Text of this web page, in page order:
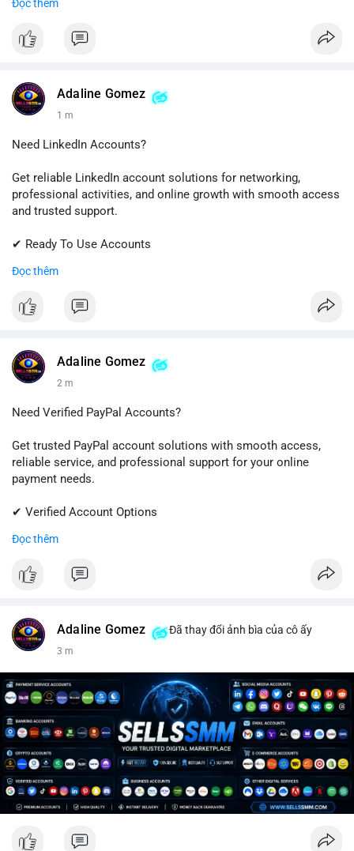
✔ Trusted Customer Support
📱 WhatsApp: +1 (681) 549-2683
#github #githubaccount #developers
#sellssmm
Đọc thêm
Adaline Gomez
1 m
Need LinkedIn Accounts?
Get reliable LinkedIn account solutions for networking,
professional activities, and online growth with smooth access
and trusted support.
✔ Ready To Use Accounts
✔ Professional Customer Support
📱 WhatsApp: +1 (681) 549-2683
#linkedin #linkedinaccount #professionalnetwork
#digitalsolutions
#sellssmm
Đọc thêm
Adaline Gomez
2 m
Need Verified PayPal Accounts?
Get trusted PayPal account solutions with smooth access,
reliable service, and professional support for your online
payment needs.
✔ Verified Account Options
✔ Trusted Customer Support
📱 WhatsApp: +1 (681) 549-2683
#paypal #paypalaccount #onlinepayments #digitalsolutions
#sellssmm
Đọc thêm
Adaline Gomez Đã thay đổi ảnh bìa của cô ấy
3 m